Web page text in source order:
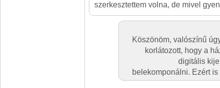
szerkesztettem volna, de mivel
Köszönöm, valószínű
korlátozott, hogy a
digitális
belekomponálni. Ezért